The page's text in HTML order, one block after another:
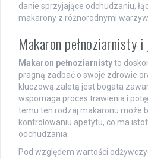
danie sprzyjające odchudzaniu,
makarony z różnorodnymi
Makaron pełnoziarnisty
Makaron pełnoziarnistyto
pragną zadbać o swoje zdrowie
kluczową zaletą jest bogata
wspomaga proces trawienia i
temu ten rodzaj makaronu może
kontrolowaniu apetytu, co ma
odchudzania.
Pod względem wartości